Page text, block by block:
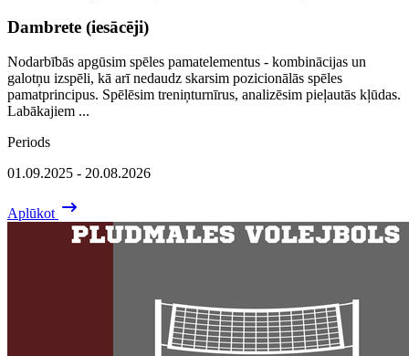
Dambrete (iesācēji)
Nodarbībās apgūsim spēles pamatelementus - kombinācijas un
galotņu izspēli, kā arī nedaudz skarsim pozicionālās spēles
pamatprincipus. Spēlēsim treniņturnīrus, analizēsim pieļautās kļūdas.
Labākajiem ...
Periods
01.09.2025 - 20.08.2026
Aplūkot